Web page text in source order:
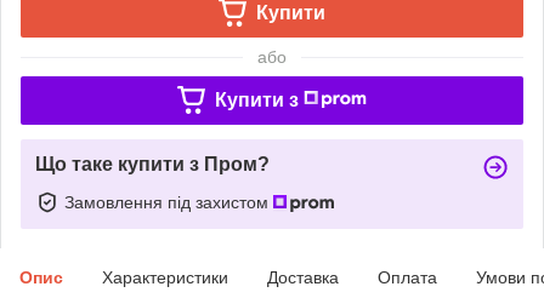
Купити
або
Купити з
Що таке купити з Пром?
Замовлення під захистом
Опис Характеристики Доставка Оплата Умови